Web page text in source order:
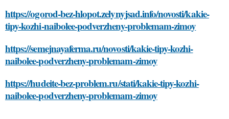
https://ogorod-bez-hlopot.zelynyjsad.info/novosti/kakie-
tipy-kozhi-naibolee-podverzheny-problemam-zimoy
https://semejnayaferma.ru/novosti/kakie-tipy-kozhi-
naibolee-podverzheny-problemam-zimoy
https://hudeite-bez-problem.ru/stati/kakie-tipy-kozhi-
naibolee-podverzheny-problemam-zimoy